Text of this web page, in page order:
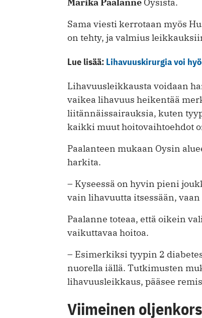
Marika Paalanne Oysista.
Sama viesti kerrotaan myös
on tehty, ja valmius
Lue lisää: Lihavuuskirurgia voi
Lihavuusleikkausta voidaan
vaikea lihavuus heikentää
liitännäissairauksia, kuten
kaikki muut hoitovaihtoehdot
Paalanteen mukaan Oysin
harkita.
– Kyseessä on hyvin pieni
vain lihavuutta itsessään,
Paalanne toteaa, että oikein
vaikuttavaa hoitoa.
– Esimerkiksi tyypin 2
nuorella iällä. Tutkimusten
lihavuusleikkaus, pääsee
Viimeinen